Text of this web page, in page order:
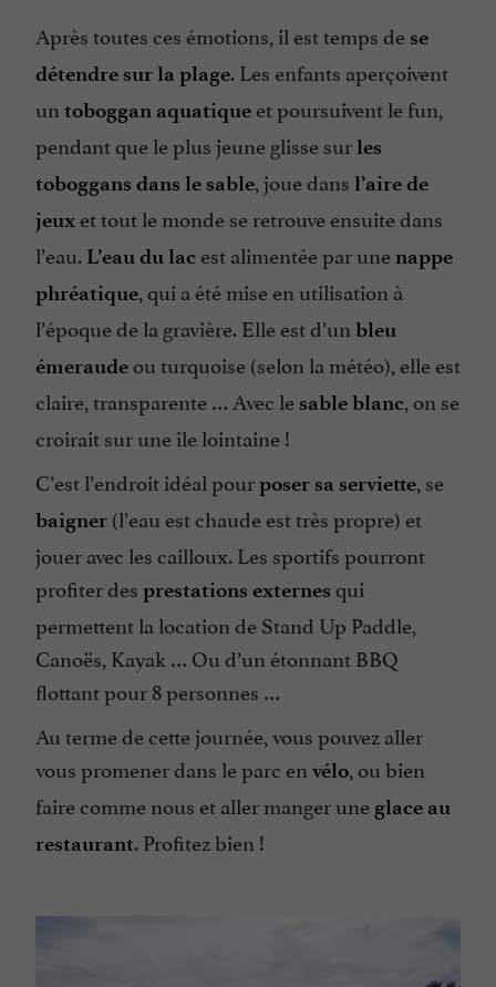
Après toutes ces émotions, il est temps de se
détendre sur la plage. Les enfants aperçoivent
un toboggan aquatique et poursuivent le fun,
pendant que le plus jeune glisse surles
toboggans dans le sable, joue dans l’aire de
jeux et tout le monde se retrouve ensuite dans
l’eau. L’eau du lac est alimentée par une nappe
phréatique, qui a été mise en utilisation à
l’époque de la gravière. Elle est d’un bleu
émeraude ou turquoise (selon la météo), elle est
claire, transparente … Avec le sable blanc, on se
croirait sur une île lointaine !
C’est l’endroit idéal pourposer sa serviette, se
baigner (l’eau est chaude est très propre) et
jouer avec les cailloux. Les sportifs pourront
profiter des prestations externes qui
permettent la location de Stand Up Paddle,
Canoës, Kayak … Ou d’un étonnant BBQ
flottant pour 8 personnes …
Au terme de cette journée, vous pouvez aller
vous promener dans le parc en vélo, ou bien
faire comme nous et aller manger une glace au
restaurant. Profitez bien !